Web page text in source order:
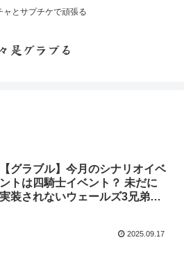
ャとサプチケで頑張る
是グラブる
【グラブル】今月のシナリオイベ
ントは四騎士イベント？ 未だに
実装されないウェールズ3兄弟次
2025.09.17